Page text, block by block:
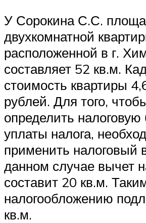
У Сорокина С.С.
двухкомнатной
расположенной в г.
составляет 52 кв.м.
стоимость квартиры
рублей. Для того,
определить налоговую
уплаты налога,
применить налоговый
данном случае вычет
составит 20 кв.м.
налогообложению
кв.м.